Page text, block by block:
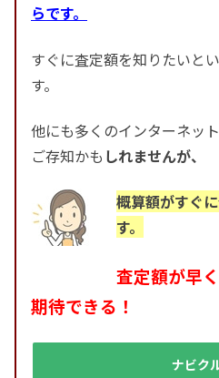
らです。
すぐに査定額を知りたいと
す。
他にも多くのインターネッ
ご存知かも しれませんが、
概算額がすぐ
す。
査定額が早
期待できる！
ナビク